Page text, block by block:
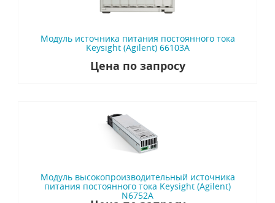
Модуль источника питания постоянного тока
Keysight (Agilent) 66103A
Цена по запросу
Модуль высокопроизводительный источника
питания постоянного тока Keysight (Agilent)
N6752A